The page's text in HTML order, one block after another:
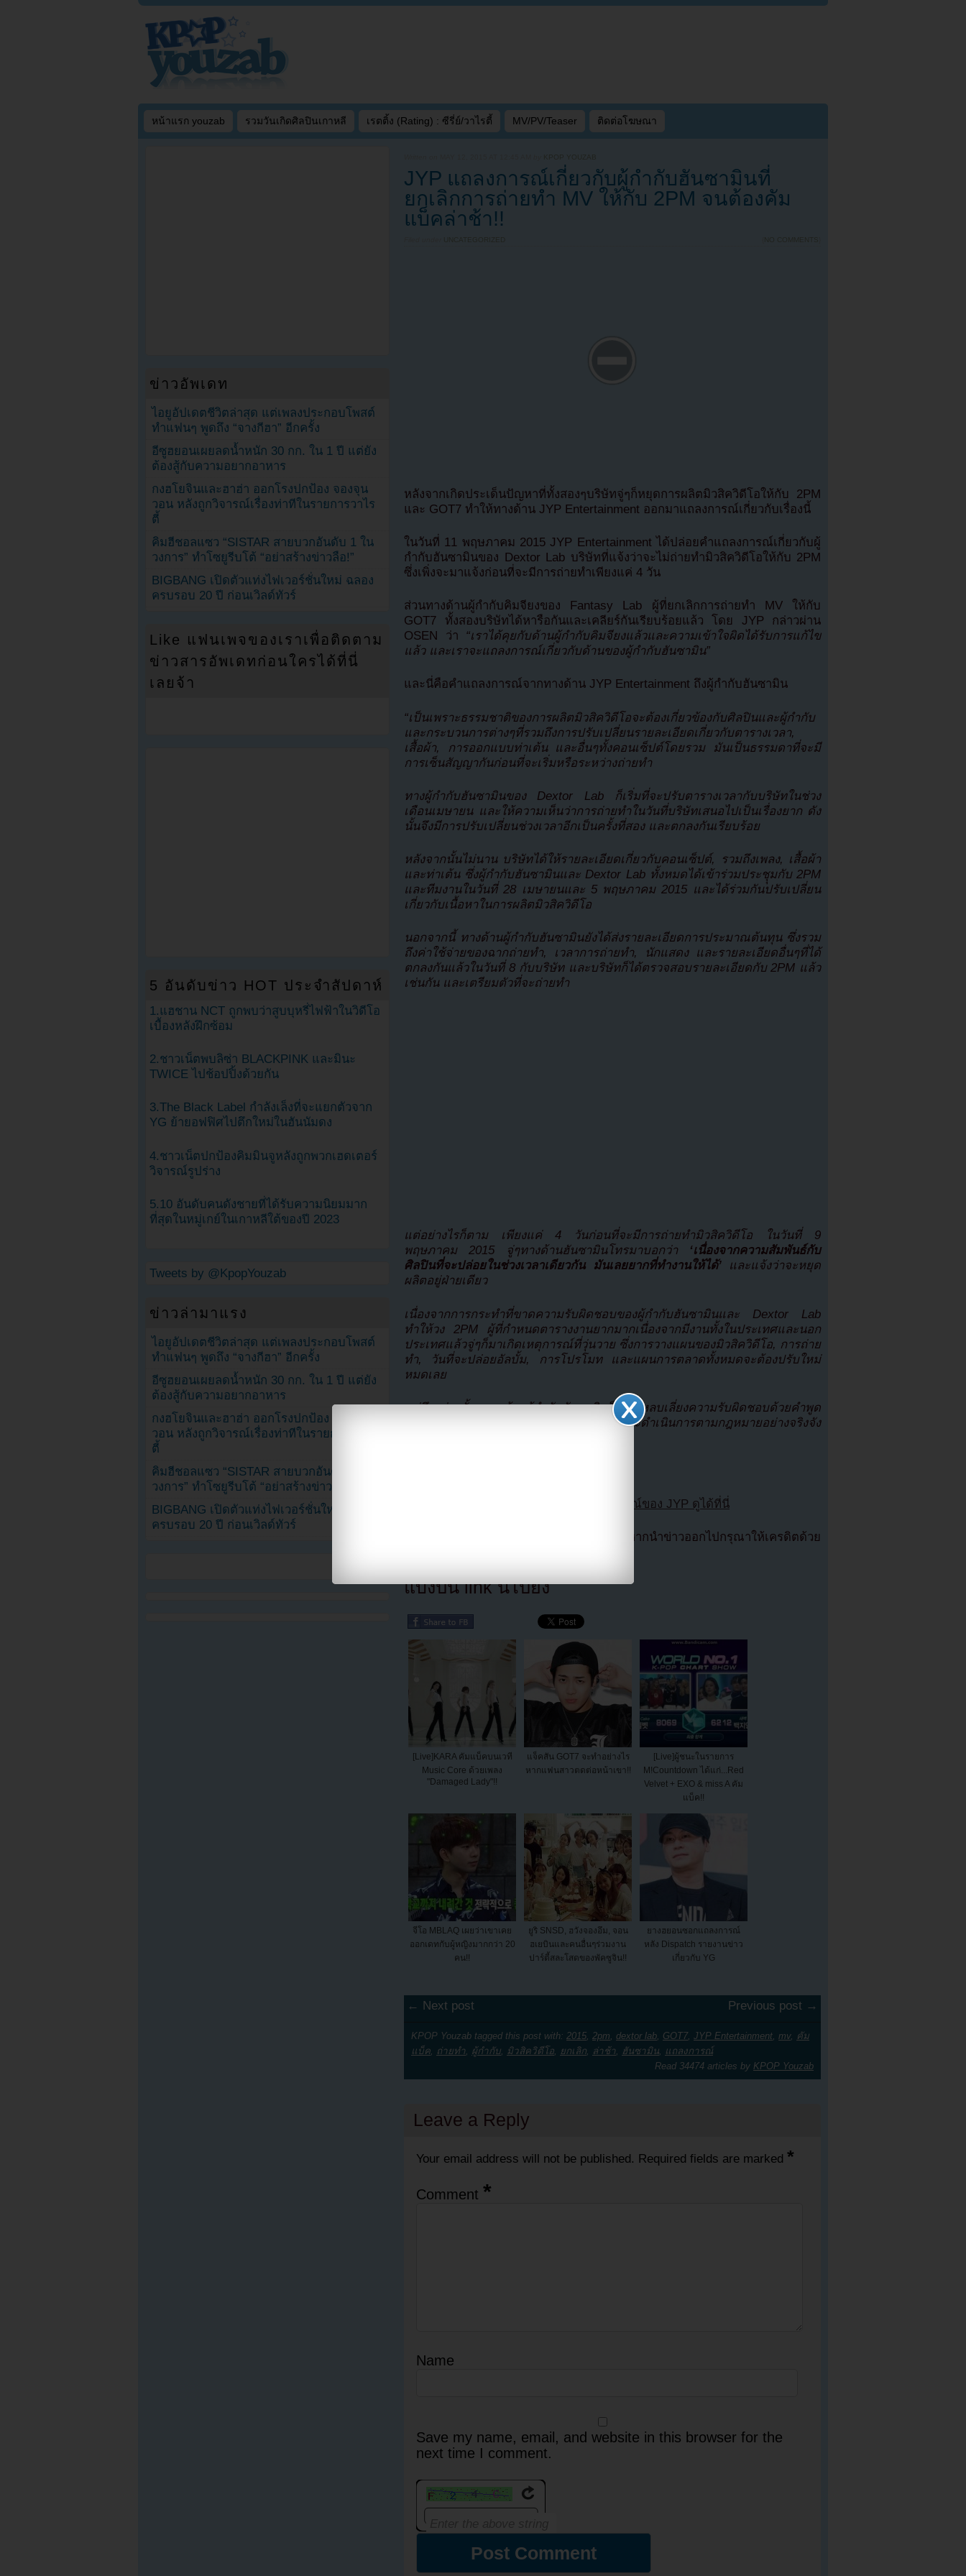
หน้าแรก youzab รวมวันเกิดศิลปินเกาหลี เรตติ้ง (Rating) : ซีรี่ย์/วาไรตี้ MV/PV/Teaser ติดต่อโฆษณา
KPOP YOUZAB
JYP แถลงการณ์เกี่ยวกับผู้กำกับฮันซามินที่
ยกเลิกการถ่ายทำ MV ให้กับ 2PM จนต้องคัม
แบ็คล่าช้า!!
UNCATEGORIZED NO COMMENTS
หลังจากเกิดประเด็นปัญหาที่ทั้งสองๆบริษัทจู่ๆก็หยุดการผลิตมิวสิควิดีโอให้กับ 2PM
และ GOT7 ทำให้ทางด้าน JYP Entertainment ออกมาแถลงการณ์เกี่ยวกับเรื่องนี้
ในวันที่ 11 พฤษภาคม 2015 JYP Entertainment ได้ปล่อยคำแถลงการณ์เกี่ยวกับผู้
กำกับฮันซามินของ Dextor Lab บริษัทที่แจ้งว่าจะไม่ถ่ายทำมิวสิควิดีโอให้กับ 2PM
ซึ่งเพิ่งจะมาแจ้งก่อนที่จะมีการถ่ายทำเพียงแค่ 4 วัน
ส่วนทางด้านผู้กำกับคิมจียงของ Fantasy Lab ผู้ที่ยกเลิกการถ่ายทำ MV ให้กับ
GOT7 ทั้งสองบริษัทได้หารือกันและเคลียร์กันเรียบร้อยแล้ว โดย JYP กล่าวผ่าน
OSEN ว่า “เราได้คุยกับด้านผู้กำกับคิมจียงแล้วและความเข้าใจผิดได้รับการแก้ไข
แล้ว และเราจะแถลงการณ์เกี่ยวกับด้านของผู้กำกับฮันซามิน”
และนี่คือคำแถลงการณ์จากทางด้าน JYP Entertainment ถึงผู้กำกับฮันซามิน
“เป็นเพราะธรรมชาติของการผลิตมิวสิควิดีโอจะต้องเกี่ยวข้องกับศิลปินและผู้กำกับ
และกระบวนการต่างๆที่รวมถึงการปรับเปลี่ยนรายละเอียดเกี่ยวกับตารางเวลา,
เสื้อผ้า, การออกแบบท่าเต้น และอื่นๆทั้งคอนเซ็ปต์โดยรวม มันเป็นธรรมดาที่จะมี
การเซ็นสัญญากันก่อนที่จะเริ่มหรือระหว่างถ่ายทำ
ทางผู้กำกับฮันซามินของ Dextor Lab ก็เริ่มที่จะปรับตารางเวลากับบริษัทในช่วง
เดือนเมษายน และให้ความเห็นว่าการถ่ายทำในวันที่บริษัทเสนอไปเป็นเรื่องยาก ดัง
นั้นจึงมีการปรับเปลี่ยนช่วงเวลาอีกเป็นครั้งที่สอง และตกลงกันเรียบร้อย
หลังจากนั้นไม่นาน บริษัทได้ให้รายละเอียดเกี่ยวกับคอนเซ็ปต์, รวมถึงเพลง, เสื้อผ้า
และท่าเต้น ซึ่งผู้กำกับฮันซามินและ Dextor Lab ทั้งหมดได้เข้าร่วมประชุุมกับ 2PM
และทีมงานในวันที่ 28 เมษายนและ 5 พฤษภาคม 2015 และได้ร่วมกันปรับเปลี่ยน
เกี่ยวกับเนื้อหาในการผลิตมิวสิควิดีโอ
นอกจากนี้ ทางด้านผู้กำกับฮันซามินยังได้ส่งรายละเอียดการประมาณต้นทุน ซึ่งรวม
ถึงค่าใช้จ่ายของฉากถ่ายทำ, เวลาการถ่ายทำ, นักแสดง และรายละเอียดอื่นๆที่ได้
ตกลงกันแล้วในวันที่ 8 กับบริษัท และบริษัทก็ได้ตรวจสอบรายละเอียดกับ 2PM แล้ว
เช่นกัน และเตรียมตัวที่จะถ่ายทำ
แต่อย่างไรก็ตาม เพียงแค่ 4 วันก่อนที่จะมีการถ่ายทำมิวสิควิดีโอ ในวันที่ 9
พฤษภาคม 2015 จู่ๆทางด้านฮันซามินโทรมาบอกว่า
‘เนื่องจากความสัมพันธ์กับ
ศิลปินที่จะปล่อยในช่วงเวลาเดียวกัน มันเลยยากที่ทำงานให้ได้’และแจ้งว่าจะหยุด
ผลิตอยู่ฝ่ายเดียว
เนื่องจากการกระทำที่ขาดความรับผิดชอบของผู้กำกับฮันซามินและ Dextor Lab
ทำให้วง 2PM ผู้ที่กำหนดตารางงานยากมากเนื่องจากมีงานทั้งในประเทศและนอก
ประเทศแล้วจู่ๆก็มาเกิดเหตุการณ์ที่วุ่นวาย ซึ่งการวางแผนของมิวสิควิดีโอ, การถ่าย
ทำ, วันที่จะปล่อยอัลบั้ม, การโปรโมท และแผนการตลาดทั้งหมดจะต้องปรับใหม่
หมดเลย
แต่ถึงอย่างนั้น ทางด้านผู้กำกับฮันซามินก็ยังคงหลบเลี่ยงความรับผิดชอบด้วยคำพูด
ที่ขาดความรับผิดชอบ และบริษัทวางแผนที่จะดำเนินการตามกฎหมายอย่างจริงจัง
ส่วนทางด้านสองผู้กำกับชี้แจงต่อคำแถลงการณ์ของ JYP ดูได้ที่นี่
หากนำข่าวออกไปกรุณาให้เครดิตด้วย
แบ่งปัน link นี้ไปยัง
[Live]KARA คัมแบ็คบนเวที
Music Core ด้วยเพลง
"Damaged Lady"!!
แจ็คสัน GOT7 จะทำอย่างไร
หากแฟนสาวตดต่อหน้าเขา!!
[Live]ผู้ชนะในรายการ
M!Countdown ได้แก่...Red
Velvet + EXO & miss A คัม
แบ็ค!!
จีโอ MBLAQ เผยว่าเขาเคย
ออกเดทกับผู้หญิงมากกว่า 20
คน!!
ยูริ SNSD, ฮวังจองอึม, จอน
ฮเยบินและคนอื่นๆร่วมงาน
ปาร์ตี้สละโสดของพัคซูจิน!!
ยางฮยอนซอกแถลงการณ์
หลัง Dispatch รายงานข่าว
เกี่ยวกับ YG
← Next post Previous post →
KPOP Youzab tagged this post with: 2015, 2pm, dextor lab, GOT7, JYP Entertainment, mv, คัม
แบ็ค, ถ่ายทำ, ผู้กำกับ, มิวสิควิดีโอ, ยกเลิก, ล่าช้า, ฮันซามิน, แถลงการณ์
Read 34474 articles by KPOP Youzab
Leave a Reply
Your email address will not be published. Required fields are marked *
Comment *
Name
Save my name, email, and website in this browser for the
next time I comment.
ข่าวอัพเดท
ไอยูอัปเดตชีวิตล่าสุด แต่เพลงประกอบโพสต์
ทำแฟนๆ พูดถึง “จางกีฮา” อีกครั้ง
อีซูฮยอนเผยลดน้ำหนัก 30 กก. ใน 1 ปี แต่ยัง
ต้องสู้กับความอยากอาหาร
กงฮโยจินและฮาฮ่า ออกโรงปกป้อง จองจุน
วอน หลังถูกวิจารณ์เรื่องท่าทีในรายการวาไร
ตี้
คิมฮีชอลแซว “SISTAR สายบวกอันดับ 1 ใน
วงการ” ทำโซยูรีบโต้ “อย่าสร้างข่าวลือ!”
BIGBANG เปิดตัวแท่งไฟเวอร์ชั่นใหม่ ฉลอง
ครบรอบ 20 ปี ก่อนเวิลด์ทัวร์
Like แฟนเพจของเราเพื่อติดตาม
ข่าวสารอัพเดทก่อนใครได้ที่นี่
เลยจ้า
5 อันดับข่าว HOT ประจำสัปดาห์
1.แฮชาน NCT ถูกพบว่าสูบบุหรี่ไฟฟ้าในวิดีโอ
เบื้องหลังฝึกซ้อม
2.ชาวเน็ตพบลิซ่า BLACKPINK และมินะ
TWICE ไปช้อปปิ้งด้วยกัน
3.The Black Label กำลังเล็งที่จะแยกตัวจาก
YG ย้ายอฟฟิศไปตึกใหม่ในฮันนัมดง
4.ชาวเน็ตปกป้องคิมมินจูหลังถูกพวกเฮดเตอร์
วิจารณ์รูปร่าง
5.10 อันดับคนดังชายที่ได้รับความนิยมมาก
ที่สุดในหมู่เกย์ในเกาหลีใต้ของปี 2023
Tweets by @KpopYouzab
ข่าวล่ามาแรง
ไอยูอัปเดตชีวิตล่าสุด แต่เพลงประกอบโพสต์
ทำแฟนๆ พูดถึง “จางกีฮา” อีกครั้ง
อีซูฮยอนเผยลดน้ำหนัก 30 กก. ใน 1 ปี แต่ยัง
ต้องสู้กับความอยากอาหาร
กงฮโยจินและฮาฮ่า ออกโรงปกป้อง จองจุน
วอน หลังถูกวิจารณ์เรื่องท่าทีในรายการวาไร
ตี้
คิมฮีชอลแซว “SISTAR สายบวกอันดับ 1 ใน
วงการ” ทำโซยูรีบโต้ “อย่าสร้างข่าวลือ!”
BIGBANG เปิดตัวแท่งไฟเวอร์ชั่นใหม่ ฉลอง
ครบรอบ 20 ปี ก่อนเวิลด์ทัวร์